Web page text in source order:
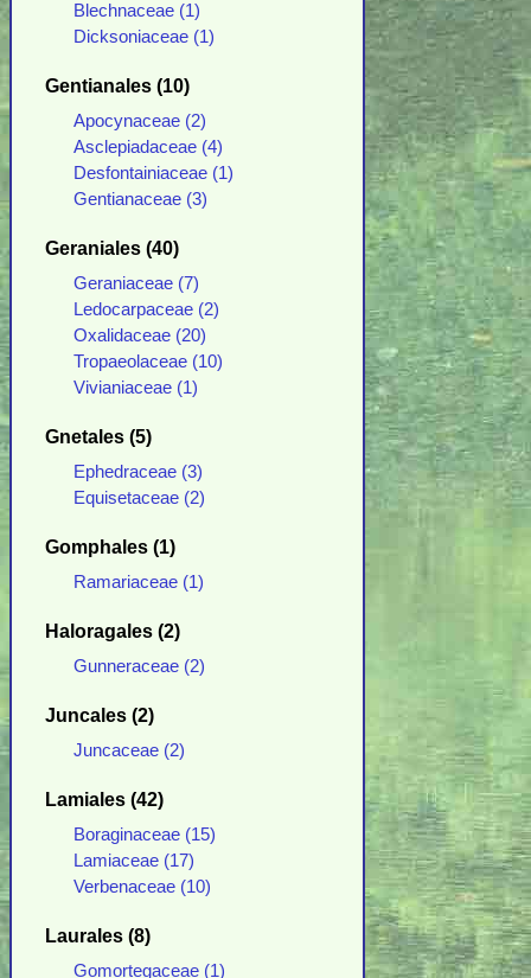
Blechnaceae (1)
Dicksoniaceae (1)
Gentianales (10)
Apocynaceae (2)
Asclepiadaceae (4)
Desfontainiaceae (1)
Gentianaceae (3)
Geraniales (40)
Geraniaceae (7)
Ledocarpaceae (2)
Oxalidaceae (20)
Tropaeolaceae (10)
Vivianiaceae (1)
Gnetales (5)
Ephedraceae (3)
Equisetaceae (2)
Gomphales (1)
Ramariaceae (1)
Haloragales (2)
Gunneraceae (2)
Juncales (2)
Juncaceae (2)
Lamiales (42)
Boraginaceae (15)
Lamiaceae (17)
Verbenaceae (10)
Laurales (8)
Gomortegaceae (1)